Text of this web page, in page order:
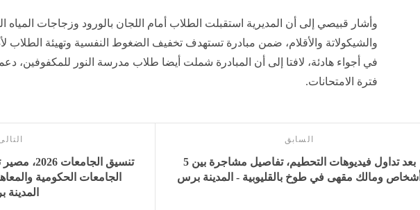
وأشار قبيصي إلى أن المديرية استقبلت الطلاب أمام اللجان بالورود وزجاجات المياه
والشيكولاتة والأقلام، ضمن مبادرة تستهدف تخفيف الضغوط النفسية وتهيئة الطلاب
في أجواء هادئة، لافتا إلى أن المبادرة شملت أيضا طلاب مدرسة النور للمكفوفين،
فترة الامتحانات.
السابق
بعد تداول فيديوهات التحطيم، تفاصيل مشاجرة بين 5
أشخاص ومالك مقهى في طوخ بالقليوبية - المدينة برس
تنسيق
الجامعات الحكومية